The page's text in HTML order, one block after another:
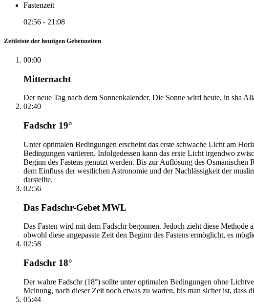
Fastenzeit
02:56 - 21:08
Zeitleiste der heutigen Gebetszeiten
00:00
Mitternacht
Der neue Tag nach dem Sonnenkalender. Die Sonne wird heute, in sha
02:40
Fadschr 19°
Unter optimalen Bedingungen erscheint das erste schwache Licht am
Bedingungen variieren. Infolgedessen kann das erste Licht irgendwo
Beginn des Fastens genutzt werden. Bis zur Auflösung des
dem Einfluss der westlichen Astronomie und der Nachlässigkeit der
darstellte.
02:56
Das Fadschr-Gebet MWL
Das Fasten wird mit dem Fadschr begonnen. Jedoch zieht diese
obwohl diese angepasste Zeit den Beginn des Fastens ermöglicht, es
02:58
Fadschr 18°
Der wahre Fadschr (18°) sollte unter optimalen Bedingungen ohne
Meinung, nach dieser Zeit noch etwas zu warten, bis man sicher ist, dass
05:44